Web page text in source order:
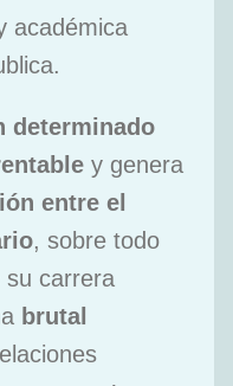
académica
determinado
y genera
entre el
, sobre todo
su carrera
brutal